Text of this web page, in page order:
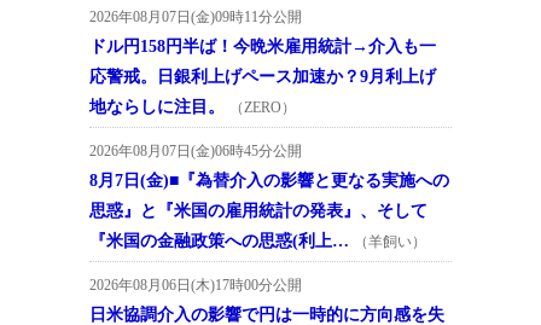
2026年08月07日(金)09時11分公開
ドル円158円半ば！今晩米雇用統計→介入も一
応警戒。日銀利上げペース加速か？9月利上げ
地ならしに注目。
（ZERO）
2026年08月07日(金)06時45分公開
8月7日(金)■『為替介入の影響と更なる実施への
思惑』と『米国の雇用統計の発表』、そして
『米国の金融政策への思惑(利上…
（羊飼い）
2026年08月06日(木)17時00分公開
日米協調介入の影響で円は一時的に方向感を失